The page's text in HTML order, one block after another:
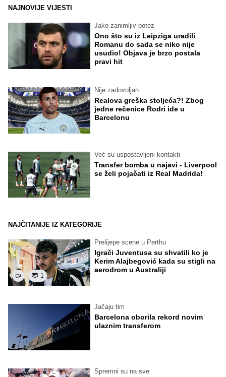
NAJNOVIJE VIJESTI
Jako zanimljiv potez
Ono što su iz Leipziga uradili
Romanu do sada se niko nije
usudio! Objava je brzo postala
pravi hit
Nije zadovoljan
Realova greška stoljeća?! Zbog
jedne rečenice Rodri ide u
Barcelonu
Već su uspostavljeni kontakti
Transfer bomba u najavi - Liverpool
se želi pojačati iz Real Madrida!
NAJČITANIJE IZ KATEGORIJE
1
Prelijepe scene u Perthu
Igrači Juventusa su shvatili ko je
Kerim Alajbegović kada su stigli na
aerodrom u Australiji
Jačaju tim
Barcelona oborila rekord novim
ulaznim transferom
Spremni su na sve